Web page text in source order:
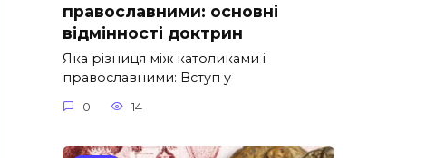
православними: основні
відмінності доктрин
Яка різниця між католиками і
православними: Вступ у
0 14